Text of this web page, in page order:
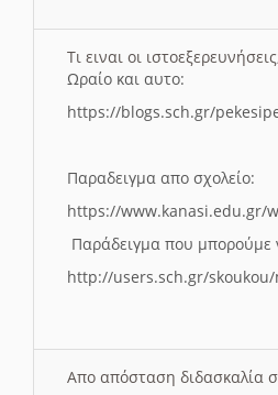
Τι ειναι οι
Ωραίο και αυτο:
https://blogs.sch.gr/
Παραδειγμα απο σχολείο:
https://www.kanasi.edu.gr/
Παράδειγμα που
http://users.sch.gr/
Απο απόσταση διδασκαλία